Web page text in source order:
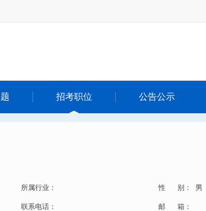
招考职位 公告公示
所属行业： 性 别： 男
联系电话： 邮 箱：